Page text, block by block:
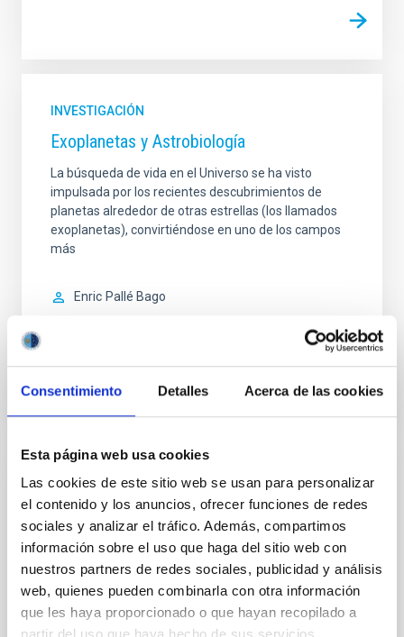
Consentimiento Detalles Acerca de las cookies
Esta página web usa cookies
Las cookies de este sitio web se usan para personalizar
el contenido y los anuncios, ofrecer funciones de redes
sociales y analizar el tráfico. Además, compartimos
información sobre el uso que haga del sitio web con
nuestros partners de redes sociales, publicidad y análisis
web, quienes pueden combinarla con otra información
que les haya proporcionado o que hayan recopilado a
INVESTIGACIÓN
Exoplanetas y Astrobiología
La búsqueda de vida en el Universo se ha visto
impulsada por los recientes descubrimientos de
planetas alrededor de otras estrellas (los llamados
exoplanetas), convirtiéndose en uno de los campos
más
Enric Pallé Bago
INVESTIGACIÓN
Experimento QUIJOTE CMB
QUIJOTE es un programa de dos telescopios y su
batería de instrumentos, instalados en el
Observatorio del Teide, dedicados
fundamentalmente a la caracterización de la
polarización del Fondo Cósmico de Microondas, en el